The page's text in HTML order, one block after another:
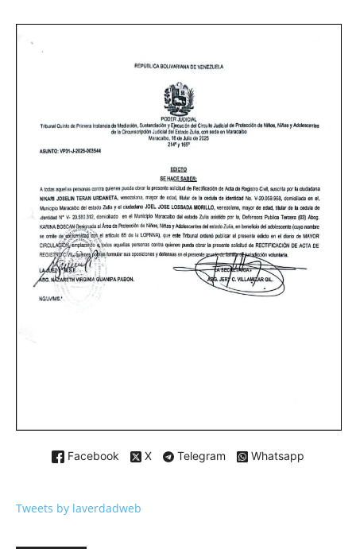
Facebook X Telegram Whatsapp
Tweets by laverdadweb